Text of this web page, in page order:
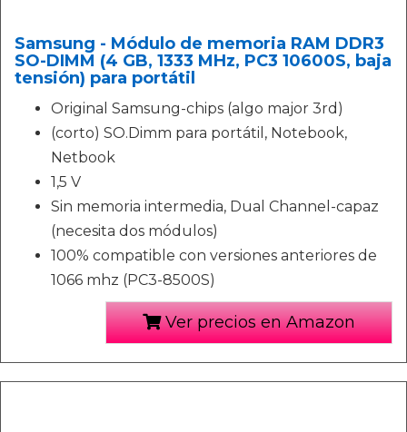
Samsung - Módulo de memoria RAM DDR3
SO-DIMM (4 GB, 1333 MHz, PC3 10600S, baja
tensión) para portátil
Original Samsung-chips (algo major 3rd)
(corto) SO.Dimm para portátil, Notebook,
Netbook
1,5 V
Sin memoria intermedia, Dual Channel-capaz
(necesita dos módulos)
100% compatible con versiones anteriores de
1066 mhz (PC3-8500S)
Ver precios en Amazon